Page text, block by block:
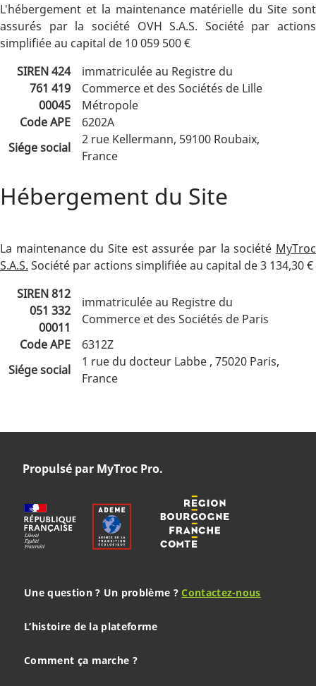
L'hébergement et la maintenance matérielle du Site sont
assurés par la société OVH S.A.S. Société par actions
simplifiée au capital de 10 059 500 €
SIREN 424
761 419
00045
immatriculée au Registre du
Commerce et des Sociétés de Lille
Métropole
Code APE
6202A
Siége social
2 rue Kellermann, 59100 Roubaix,
France
Hébergement du Site
La maintenance du Site est assurée par la société MyTroc
S.A.S. Société par actions simplifiée au capital de 3 134,30 €
SIREN 812
051 332
00011
immatriculée au Registre du
Commerce et des Sociétés de Paris
Code APE
6312Z
Siége social
1 rue du docteur Labbe , 75020 Paris,
France
Propulsé par MyTroc Pro.
Une question ? Un problème ?Contactez-nous
L’histoire de la plateforme
Comment ça marche ?